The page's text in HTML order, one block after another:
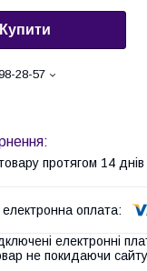
Купити
28-57
протягом 14 днів
електронні
не покидаючи